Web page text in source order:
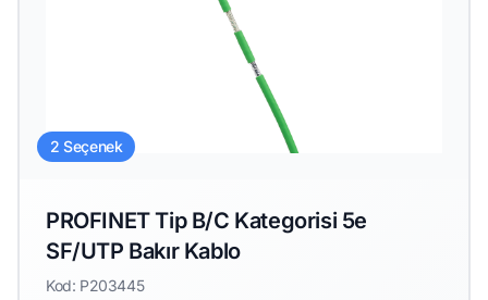
2 Seçenek
PROFINET Tip B/C Kategorisi 5e
SF/UTP Bakır Kablo
Kod: P203445